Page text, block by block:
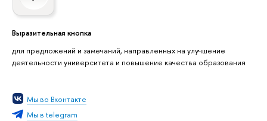
Выразительная кнопка
для предложений и замечаний, направленных на улучшение
деятельности университета и повышение качества образования
Мы во Вконтакте
Мы в telegram